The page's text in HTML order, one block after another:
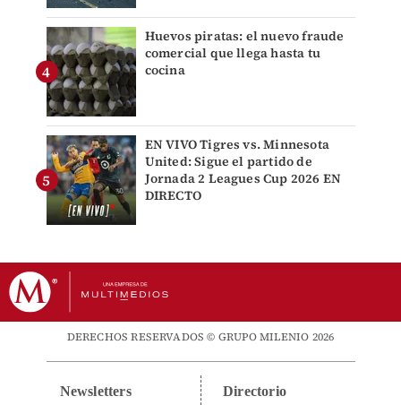
Huevos piratas: el nuevo fraude
comercial que llega hasta tu
cocina
EN VIVO Tigres vs. Minnesota
United: Sigue el partido de
Jornada 2 Leagues Cup 2026 EN
DIRECTO
DERECHOS RESERVADOS © GRUPO MILENIO 2026
Newsletters Directorio